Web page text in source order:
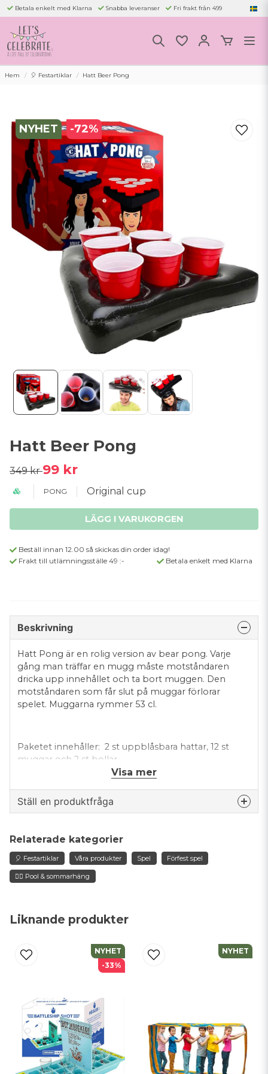
Betala enkelt med Klarna Snabba leveranser Fri frakt från 499
Hem 🎈 Festartiklar Hatt Beer Pong
NYHET -72%
Hatt Beer Pong
349 kr99 kr
PONG Original cup
LÄGG I VARUKORGEN
Beställ innan 12.00 så skickas din order idag!
Frakt till utlämningsställe 49 :-
Betala enkelt med Klarna
Liknande produkter
NYHET
-33%
NYHET
Beskrivning
Hatt Pong är en rolig version av bear pong. Varje
gång man träffar en mugg måste motståndaren
dricka upp innehållet och ta bort muggen. Den
motståndaren som får slut på muggar förlorar
spelet. Muggarna rymmer 53 cl.
Paketet innehåller: 2 st uppblåsbara hattar, 12 st
muggar och 2 st bollar
Visa mer
Ställ en produktfråga
Fråga oss något om denna produkten...
Ja, ni får publicera min fråga
Relaterade kategorier
🎈 Festartiklar Våra produkter Spel Förfest spel
🏊‍♂️ Pool & sommarhäng